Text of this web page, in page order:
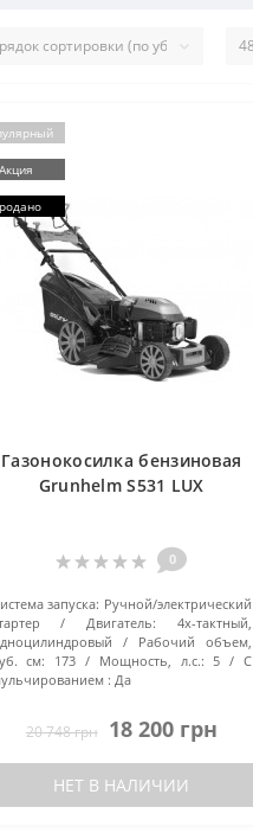
Акция
Газонокосилка бензиновая
Grunhelm S531 LUX
0
запуска: Ручной/электрический
Двигатель:
4х-тактный,
Рабочий объем,
см:
173 Мощность, л.с.: 5
С
: Да
20 748 грн 18 200 грн
НЕТ В НАЛИЧИИ